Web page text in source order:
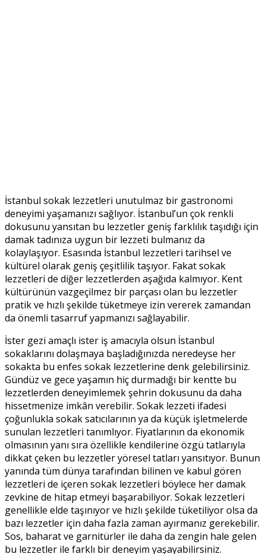
İstanbul sokak lezzetleri unutulmaz bir gastronomi
deneyimi yaşamanızı sağlıyor. İstanbul’un çok renkli
dokusunu yansıtan bu lezzetler geniş farklılık taşıdığı için
damak tadınıza uygun bir lezzeti bulmanız da
kolaylaşıyor. Esasında İstanbul lezzetleri tarihsel ve
kültürel olarak geniş çeşitlilik taşıyor. Fakat sokak
lezzetleri de diğer lezzetlerden aşağıda kalmıyor. Kent
kültürünün vazgeçilmez bir parçası olan bu lezzetler
pratik ve hızlı şekilde tüketmeye izin vererek zamandan
da önemli tasarruf yapmanızı sağlayabilir.
İster gezi amaçlı ister iş amacıyla olsun İstanbul
sokaklarını dolaşmaya başladığınızda neredeyse her
sokakta bu enfes sokak lezzetlerine denk gelebilirsiniz.
Gündüz ve gece yaşamın hiç durmadığı bir kentte bu
lezzetlerden deneyimlemek şehrin dokusunu da daha
hissetmenize imkân verebilir. Sokak lezzeti ifadesi
çoğunlukla sokak satıcılarının ya da küçük işletmelerde
sunulan lezzetleri tanımlıyor. Fiyatlarının da ekonomik
olmasının yanı sıra özellikle kendilerine özgü tatlarıyla
dikkat çeken bu lezzetler yöresel tatları yansıtıyor. Bunun
yanında tüm dünya tarafından bilinen ve kabul gören
lezzetleri de içeren sokak lezzetleri böylece her damak
zevkine de hitap etmeyi başarabiliyor. Sokak lezzetleri
genellikle elde taşınıyor ve hızlı şekilde tüketiliyor olsa da
bazı lezzetler için daha fazla zaman ayırmanız gerekebilir.
Sos, baharat ve garnitürler ile daha da zengin hale gelen
bu lezzetler ile farklı bir deneyim yaşayabilirsiniz.